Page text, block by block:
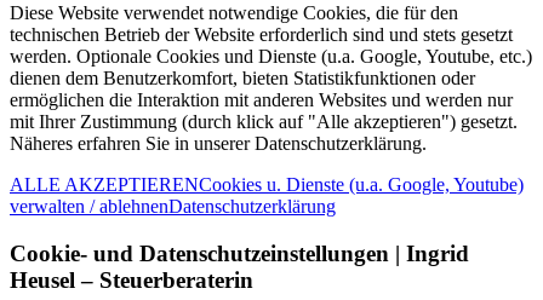
Diese Website verwendet notwendige Cookies, die für den
technischen Betrieb der Website erforderlich sind und stets gesetzt
werden. Optionale Cookies und Dienste (u.a. Google, Youtube, etc.)
dienen dem Benutzerkomfort, bieten Statistikfunktionen oder
ermöglichen die Interaktion mit anderen Websites und werden nur
mit Ihrer Zustimmung (durch klick auf "Alle akzeptieren") gesetzt.
Näheres erfahren Sie in unserer Datenschutzerklärung.
ALLE AKZEPTIERENCookies u. Dienste (u.a. Google, Youtube)
verwalten / ablehnenDatenschutzerklärung
Cookie- und Datenschutzeinstellungen | Ingrid
Heusel – Steuerberaterin